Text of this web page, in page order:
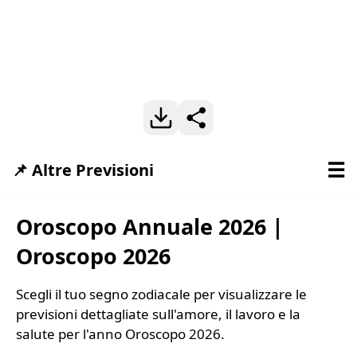
Oroscopo Annuale 2026 |
Oroscopo 2026
Scegli il tuo segno zodiacale per visualizzare le
previsioni dettagliate sull'amore, il lavoro e la
salute per l'anno Oroscopo 2026.
📌 Altre Previsioni ☰